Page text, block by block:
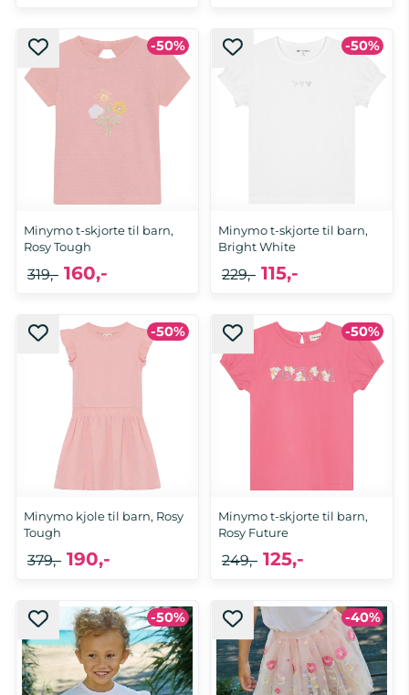
-50%
Minymo t-skjorte til barn,
Rosy Tough
160,-
319,-
-50%
Minymo t-skjorte til barn,
Bright White
115,-
229,-
-50%
Minymo kjole til barn, Rosy
Tough
190,-
379,-
-50%
Minymo t-skjorte til barn,
Rosy Future
125,-
249,-
-50% -40%